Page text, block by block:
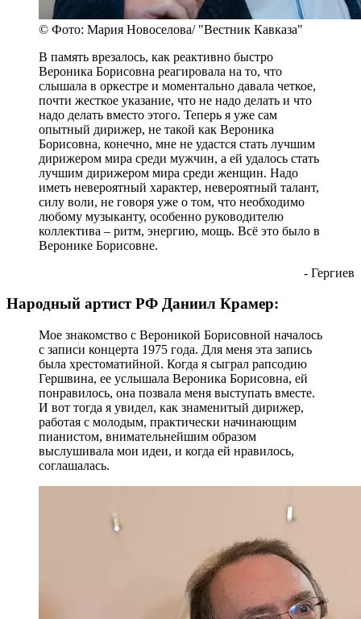
© Фото: Мария Новоселова/ "Вестник Кавказа"
В память врезалось, как реактивно быстро
Вероника Борисовна реагировала на то, что
слышала в оркестре и моментально давала четкое,
почти жесткое указание, что не надо делать и что
надо делать вместо этого. Теперь я уже сам
опытный дирижер, не такой как Вероника
Борисовна, конечно, мне не удастся стать лучшим
дирижером мира среди мужчин, а ей удалось стать
лучшим дирижером мира среди женщин. Надо
иметь невероятный характер, невероятный талант,
силу воли, не говоря уже о том, что необходимо
любому музыканту, особенно руководителю
коллектива – ритм, энергию, мощь. Всё это было в
Веронике Борисовне.
- Гергиев
Народный артист РФ Даниил Крамер:
Мое знакомство с Вероникой Борисовной началось
с записи концерта 1975 года. Для меня эта запись
была хрестоматийной. Когда я сыграл рапсодию
Гершвина, ее услышала Вероника Борисовна, ей
понравилось, она позвала меня выступать вместе.
И вот тогда я увидел, как знаменитый дирижер,
работая с молодым, практически начинающим
пианистом, внимательнейшим образом
выслушивала мои идеи, и когда ей нравилось,
соглашалась.